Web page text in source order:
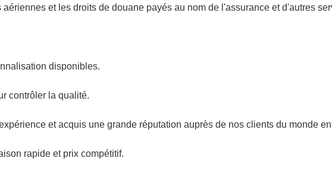
et les droits de douane payés au nom de l'assurance et d'autres
disponibles.
contrôler la qualité.
et acquis une grande réputation auprès de nos clients du monde
rapide et prix compétitif.